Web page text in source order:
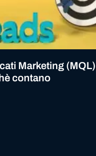
Marketing
contano